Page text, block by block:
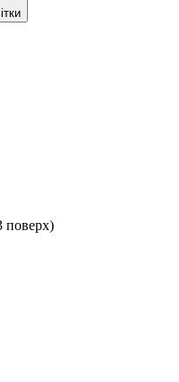
поверх)